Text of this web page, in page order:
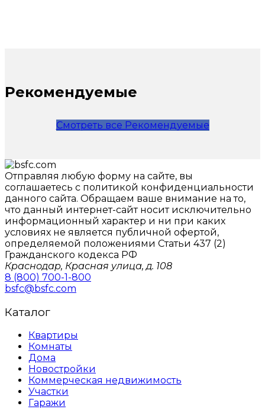
Рекомендуемые
Смотреть все Рекомендуемые
Отправляя любую форму на сайте, вы
соглашаетесь с политикой конфиденциальности
данного сайтa. Обращаем ваше внимание на то,
что данный интернет-сайт носит исключительно
информационный характер и ни при каких
условиях не является публичной офертой,
определяемой положениями Статьи 437 (2)
Гражданского кодекса РФ
Краснодар, Красная улица, д. 108
8 (800) 700-1-800
bsfc@bsfc.com
Каталог
Квартиры
Комнаты
Дома
Новостройки
Коммерческая недвижимость
Участки
Гаражи